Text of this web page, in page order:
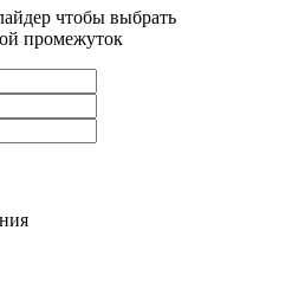
чтобы выбрать
промежуток